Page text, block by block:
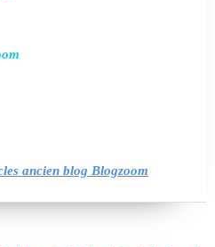
ancien blog Blogzoom